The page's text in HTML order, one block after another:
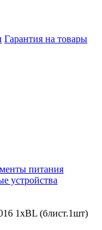
Гарантия на товары
питания
устройства
1хBL (блист.1шт)